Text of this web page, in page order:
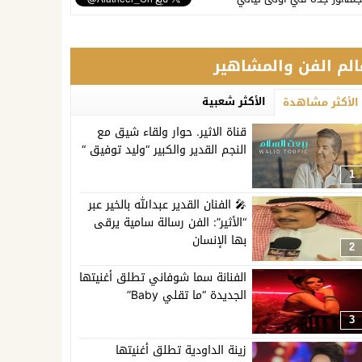
الفن والمشاهير
الأكثر مشاهدة الأكثر شعبية
1
قناة الاثير. حوار ولقاء شيق مع
النجم القدير والكبير “وليد توفيق “
2
🎤 الفنان القدير عبدالله بالخير عبر
“الأثير”: الفن رسالة سامية يرقى
بها الإنسان
3
الفنانة سما شوفاني تطلق أغنيتها
الجديدة “ما تقلي Baby”
زينة الداودية تطلق أغنيتها